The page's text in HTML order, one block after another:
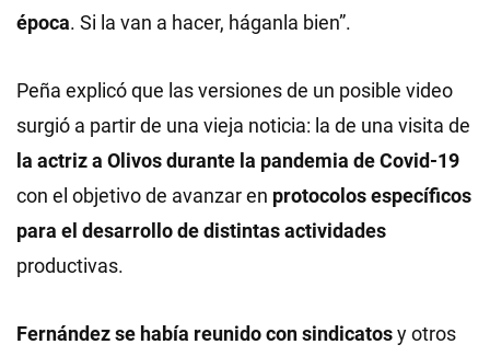
época. Si la van a hacer, háganla bien”.
Peña explicó que las versiones de un posible video
surgió a partir de una vieja noticia: la de una visita de
la actriz a Olivos durante la pandemia de Covid-19
con el objetivo de avanzar en protocolos específicos
para el desarrollo de distintasactividades
productivas.
Fernández se había reunido con sindicatosy otros